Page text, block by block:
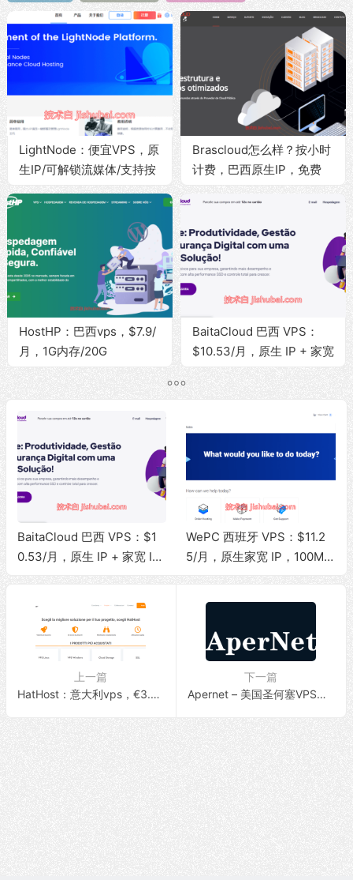
LightNode：便宜VPS，原
生IP/可解锁流媒体/支持按
越南/泰国/菲律宾/柬埔寨/
Brascloud怎么样？按小时
计费，巴西原生IP，免费
HostHP：巴西vps，$7.9/
月，1G内存/20G
BaitaCloud 巴西 VPS：
$10.53/月，原生 IP + 家宽
BaitaCloud 巴西 VPS：$1
0.53/月，原生 IP + 家宽 IS
WePC 西班牙 VPS：$11.2
5/月，原生家宽 IP，100Mb
上一篇
HatHost：意大利vps，€3.2/月，原生IP/1G内存/20G SSD/500Mbps带宽@10T流量
下一篇
Apernet – 美国圣何塞VPS测评，联通4837线路/10Gbps大带宽/单向流量计费/解锁多国流媒体